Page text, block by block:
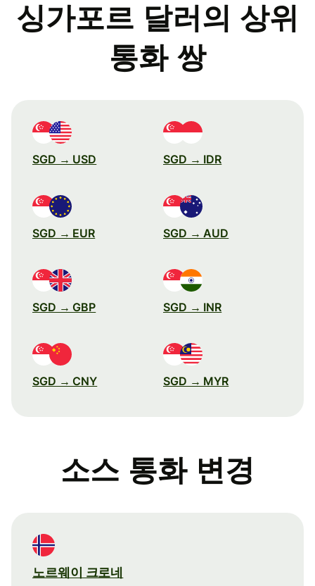
싱가포르 달러의 상위
통화 쌍
SGD → USD SGD → IDR
SGD → EUR SGD → AUD
SGD → GBP SGD → INR
SGD → CNY SGD → MYR
소스 통화 변경
노르웨이 크로네